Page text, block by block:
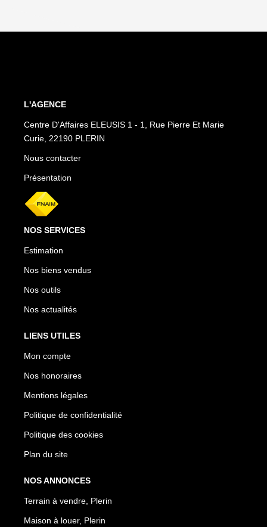
L'AGENCE
Centre D'Affaires ELEUSIS 1 - 1, Rue Pierre Et Marie
Curie, 22190 PLERIN
Nous contacter
Présentation
NOS SERVICES
Estimation
Nos biens vendus
Nos outils
Nos actualités
LIENS UTILES
Mon compte
Nos honoraires
Mentions légales
Politique de confidentialité
Politique des cookies
Plan du site
NOS ANNONCES
Terrain à vendre, Plerin
Maison à louer, Plerin